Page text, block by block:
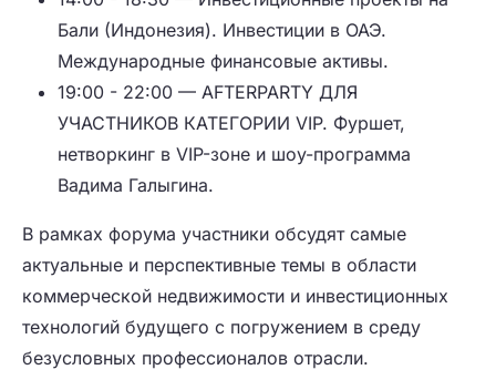
Бали (Индонезия). Инвестиции в ОАЭ.
Международные финансовые активы.
19:00 - 22:00 — AFTERPARTY ДЛЯ
УЧАСТНИКОВ КАТЕГОРИИ VIP. Фуршет,
нетворкинг в VIP-зоне и шоу-программа
Вадима Галыгина.
В рамках форума участники обсудят самые
актуальные и перспективные темы в области
коммерческой недвижимости и инвестиционных
технологий будущего с погружением в среду
безусловных профессионалов отрасли.